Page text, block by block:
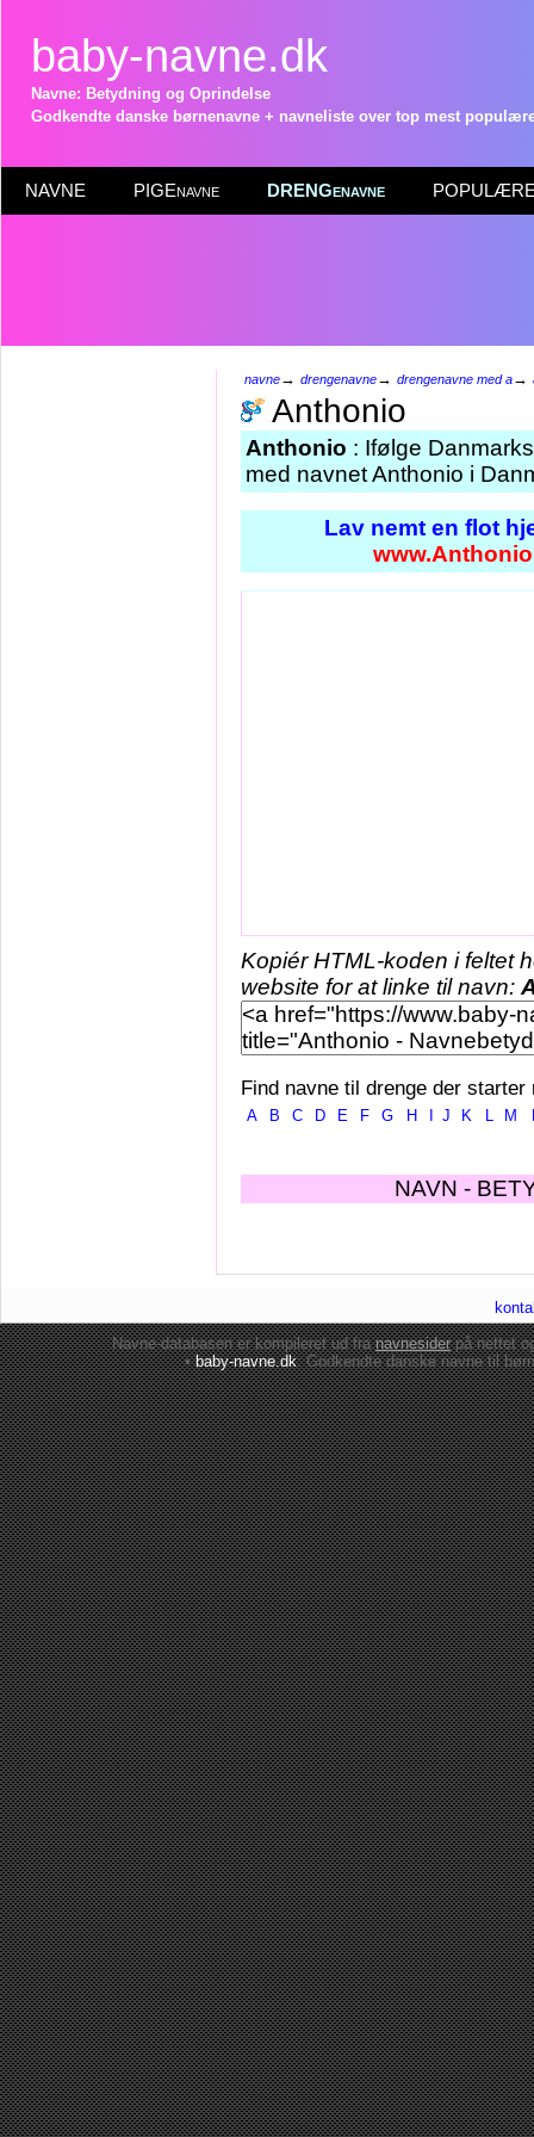
baby-navne.dk
Navne: Betydning og Oprindelse
Godkendte danske børnenavne + navneliste over top mest
NAVNE PIGEnavne DRENGenavne POPULÆRE
navne→ drengenavne→ drengenavne med a→
Anthonio
Anthonio : Ifølge
med navnet Anthonio i
Lav nemt en flot
Kopiér HTML-koden i feltet
website for at linke til navn:
Find navne til drenge der starter
A B C D E F G H J K L M
NAVN -
Navne-databasen er kompileret ud franavnesiderpå nettet
•baby-navne.dk: Godkendte danskenavne til børn